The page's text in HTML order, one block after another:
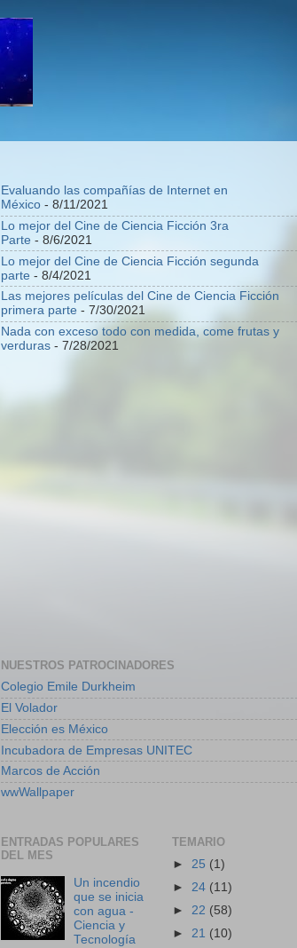
Evaluando las compañías de Internet en
México - 8/11/2021
Lo mejor del Cine de Ciencia Ficción 3ra
Parte - 8/6/2021
Lo mejor del Cine de Ciencia Ficción segunda
parte - 8/4/2021
Las mejores películas del Cine de Ciencia Ficción
primera parte - 7/30/2021
Nada con exceso todo con medida, come frutas y
verduras - 7/28/2021
NUESTROS PATROCINADORES
Colegio Emile Durkheim
El Volador
Elección es México
Incubadora de Empresas UNITEC
Marcos de Acción
wwWallpaper
ENTRADAS POPULARES
DEL MES
Un incendio
que se inicia
con agua -
Ciencia y
Tecnología
TEMARIO
► 25 (1)
► 24 (11)
► 22 (58)
► 21 (10)